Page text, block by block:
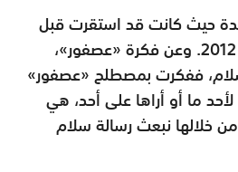
المتحدة حيث كانت قد استقرت قبل
عامَين حينما انضمّت إلى عائلتها التي هربت من الحرب في سوريا عام 2012. وعن فكرة «عصفور»،
ففكرت بمصطلح «عصفور»
ما أو أراها على أحد، هي
خلالها نبعث رسالة سلام